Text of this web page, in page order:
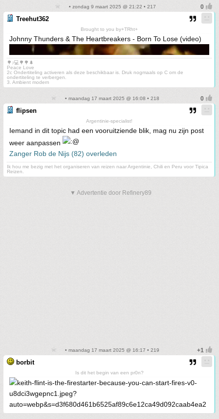
• zondag 9 maart 2025 @ 21:22 • 217
Treehut362
Brought to you by+TRht+
Johnny Thunders & The Heartbreakers - Born To Lose (video)
🌳♪💻🌳🌳🌲
Peace Love
2c Ondertiteling activeren als deze beschikbaar is. Druk nogmaals op C om de
ondertiteling te verbergen.
3. Ambient modern
• maandag 17 maart 2025 @ 16:08 • 218
flipsen
Argentinie-specialist!
Iemand in dit topic had een vooruitziende blik, mag nu zijn post
weer aanpassen
Zanger Rob de Nijs (82) overleden
Ik hou me bezig met het organiseren van reizen naar Argentinie, Chili en Peru voor Tipica
Reizen.
▼ Advertentie door Refinery89
• maandag 17 maart 2025 @ 16:17 • 219
borbit
Is dit het begin van een pr0n?